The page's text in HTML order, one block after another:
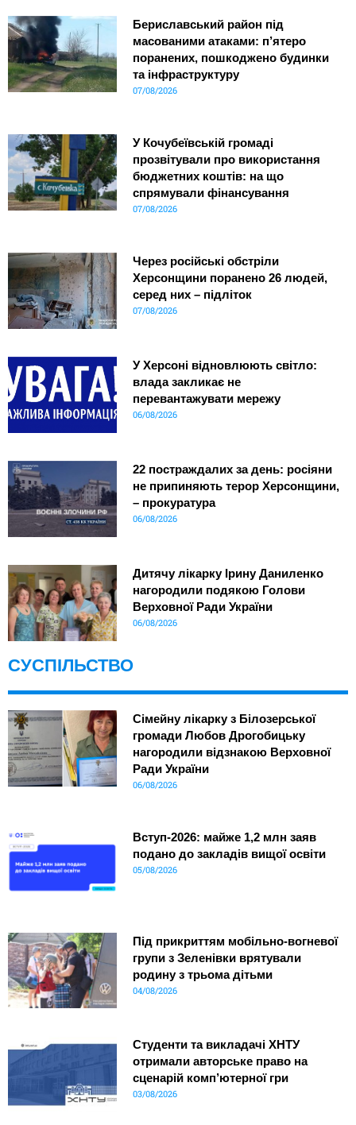
Бериславський район під
масованими атаками: п’ятеро
поранених, пошкоджено будинки
та інфраструктуру
07/08/2026
У Кочубеївській громаді
прозвітували про використання
бюджетних коштів: на що
спрямували фінансування
07/08/2026
Через російські обстріли
Херсонщини поранено 26 людей,
серед них – підліток
07/08/2026
У Херсоні відновлюють світло:
влада закликає не
перевантажувати мережу
06/08/2026
22 постраждалих за день: росіяни
не припиняють терор Херсонщини,
– прокуратура
06/08/2026
Дитячу лікарку Ірину Даниленко
нагородили подякою Голови
Верховної Ради України
06/08/2026
СУСПІЛЬСТВО
Сімейну лікарку з Білозерської
громади Любов Дрогобицьку
нагородили відзнакою Верховної
Ради України
06/08/2026
Вступ-2026: майже 1,2 млн заяв
подано до закладів вищої освіти
05/08/2026
Під прикриттям мобільно-вогневої
групи з Зеленівки врятували
родину з трьома дітьми
04/08/2026
Студенти та викладачі ХНТУ
отримали авторське право на
сценарій комп’ютерної гри
03/08/2026